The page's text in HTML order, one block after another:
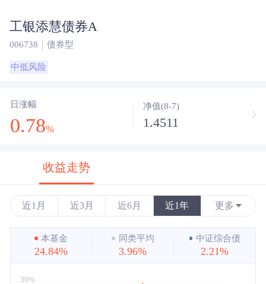
工银添慧债券A
006738 债券型
中低风险
日涨幅
0.78%
净值(8-7)
1.4511
收益走势
近1月 近3月 近6月 近1年 更多
近3年
近5年
本基金
24.84%
同类平均
3.96%
中证综合债
2.21%